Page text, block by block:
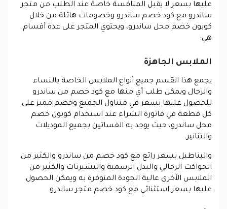
عليها بسعر لا يقبل المنافسة خاصةً عند الطلب من متجر
ساندرو مع كود خصم ساندرو وخصومات هائلة من خلال
كوبون خصم محل ساندرو، ويحتوي المتجر على عدة أقسام
هي:
الملابس الجاهزة
يجمع هذا القسم جميع أنواع الملابس الخاصة بالنساء
والرجال ويمكن طلب أي منها مع كود خصم من ساندرو
للحصول عليها بسعر في متناول الجميع وخصم مميز على
كل قطعة في فاتورة الشراء عند استخدام كوبون خصم
محل ساندرو، حيث يوجد به الفساتين بجميع الموديلات
والتنانير.
والبناطيل بسعر رائع مع كود خصم من ساندرو والكثير من
الجواكت الرجالي والبدل الرسمية والتشيرتات والكثير من
الملابس الأخرى عالية الجودة المتوفرة به ويمكن الحصول
عليها بسعر استثنائي مع كود خصم متجر ساندرو.